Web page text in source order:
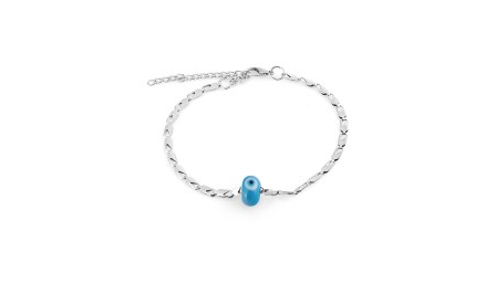
Forentina Mavi Taşlı Halhal PS2582
119,99 TL